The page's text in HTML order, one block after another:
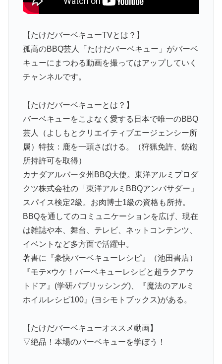
【たけだバーベキューTVとは？】
孤高のBBQ芸人「たけだバーベキュー」がバーベ
キューにまつわる動画を撮ってはアップしていく
チャンネルです。
【たけだバーベキューとは？】
バーベキューをこよなく愛する日本で唯一のBBQ
芸人（よしもとクリエイティブエージェンシー所
属）特技：鹿を一頭さばける。（狩猟免許、銃砲
所持許可を取得）
カナダアルバータ州BBQ大使。東洋アルミプロダ
クツ株式会社の「東洋アルミBBQアンバサダー」
スパイス検定2級。お肉博士1級の資格も所持。
BBQを通してのコミュニケーションを広げ、現在
は雑誌や本、舞台、テレビ、ネットコンテンツ、
イベントなど多方面で活躍中。
著書に『豪快バーベキューレシピ』（池田書店）
『モテ×ウケ！バーベキューレシピと超ラクアウ
トドア』(学研パブリッシング)、『魔法のアルミ
ホイルレシピ100』(ヨシモトブックス)がある。
【たけだバーベキューオススメ動画】
▽絶品！本場のバーベキューを学ぼう！